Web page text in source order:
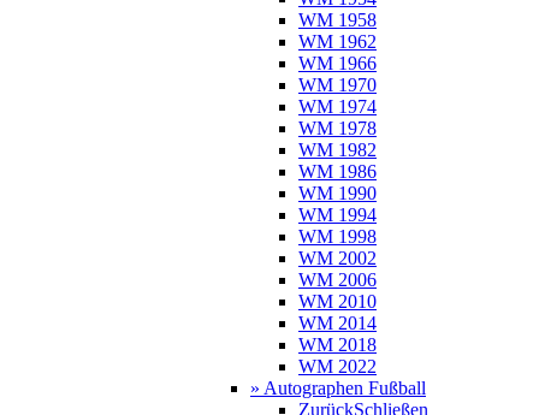
WM 1958
WM 1962
WM 1966
WM 1970
WM 1974
WM 1978
WM 1982
WM 1986
WM 1990
WM 1994
WM 1998
WM 2002
WM 2006
WM 2010
WM 2014
WM 2018
WM 2022
» Autographen Fußball
ZurückSchließen